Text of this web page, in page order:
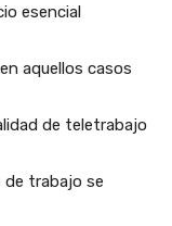
esencial
aquellos casos
de teletrabajo
de trabajo se